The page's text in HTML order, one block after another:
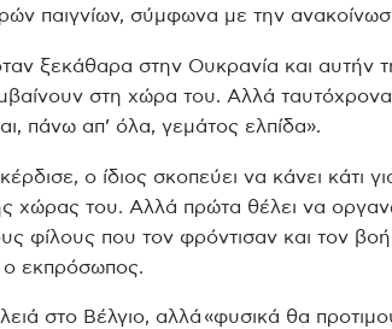
παιγνίων, σύμφωνα με την
ξεκάθαρα στην Ουκρανία και αυτήν
στη χώρα του. Αλλά
πάνω απ’ όλα, γεμάτος ελπίδα».
ο ίδιος σκοπεύει να κάνει κάτι
χώρας του. Αλλά πρώτα θέλει να
φίλους που τον φρόντισαν και τον
ο εκπρόσωπος.
στο Βέλγιο, αλλά «φυσικά θα